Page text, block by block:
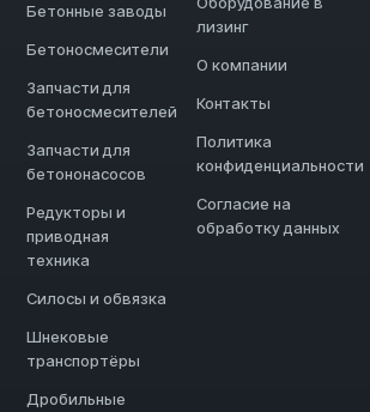
Бетонные заводы
Бетоносмесители
Запчасти для
бетоносмесителей
Запчасти для
бетононасосов
Редукторы и
приводная
техника
Силосы и обвязка
Шнековые
транспортёры
Дробильные
лизинг
О компании
Контакты
Политика
конфиденциальности
Согласие на
обработку данных